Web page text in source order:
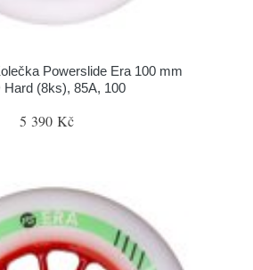
Powerslide Era 100 mm
Hard (8ks), 85A, 100
5 390 Kč